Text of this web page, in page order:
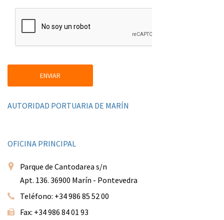
AUTORIDAD PORTUARIA DE MARÍN
OFICINA PRINCIPAL
Parque de Cantodarea s/n
Apt. 136. 36900 Marín - Pontevedra
Teléfono: +34 986 85 52 00
Fax: +34 986 84 01 93